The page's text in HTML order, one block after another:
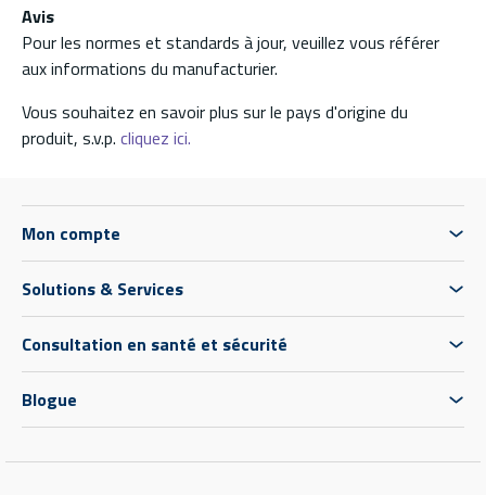
Avis
Pour les normes et standards à jour, veuillez vous référer
aux informations du manufacturier.
Vous souhaitez en savoir plus sur le pays d'origine du
produit, s.v.p. cliquez ici.
Mon compte
Solutions & Services
Consultation en santé et sécurité
Blogue